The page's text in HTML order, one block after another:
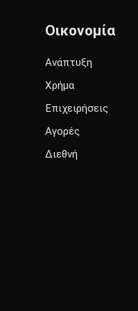
Οικονομία
Ανάπτυξη
Χρήμα
Επιχειρήσεις
Αγορές
Διεθνή